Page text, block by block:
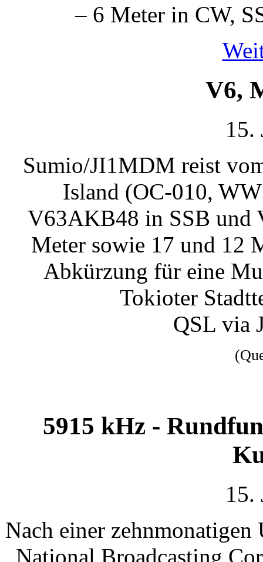
– 6 Meter in CW,
V6,
15.
Sumio/JI1MDM reist
Island (OC-010,
V63AKB48 in SSB und
Meter sowie 17 und 12
Abkürzung für eine
Tokioter
QSL via
5915 kHz -
15.
Nach einer
National Broadcasting